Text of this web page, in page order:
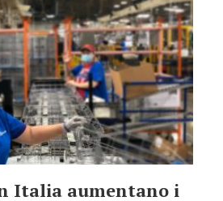
Italia aumentano i